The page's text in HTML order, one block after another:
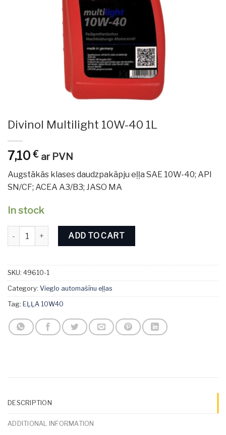
Divinol Multilight 10W-40 1L
7,10€ ar PVN
Augstākās klases daudzpakāpju eļļa SAE 10W-40; API
SN/CF; ACEA A3/B3; JASO MA
In stock
Divinol Multilight 10W-40 1L quantity
ADD TO CART
SKU: 49610-1
Category: Vieglo automašīnu eļļas
Tag: EĻĻA 10W40
DESCRIPTION
ADDITIONAL INFORMATION